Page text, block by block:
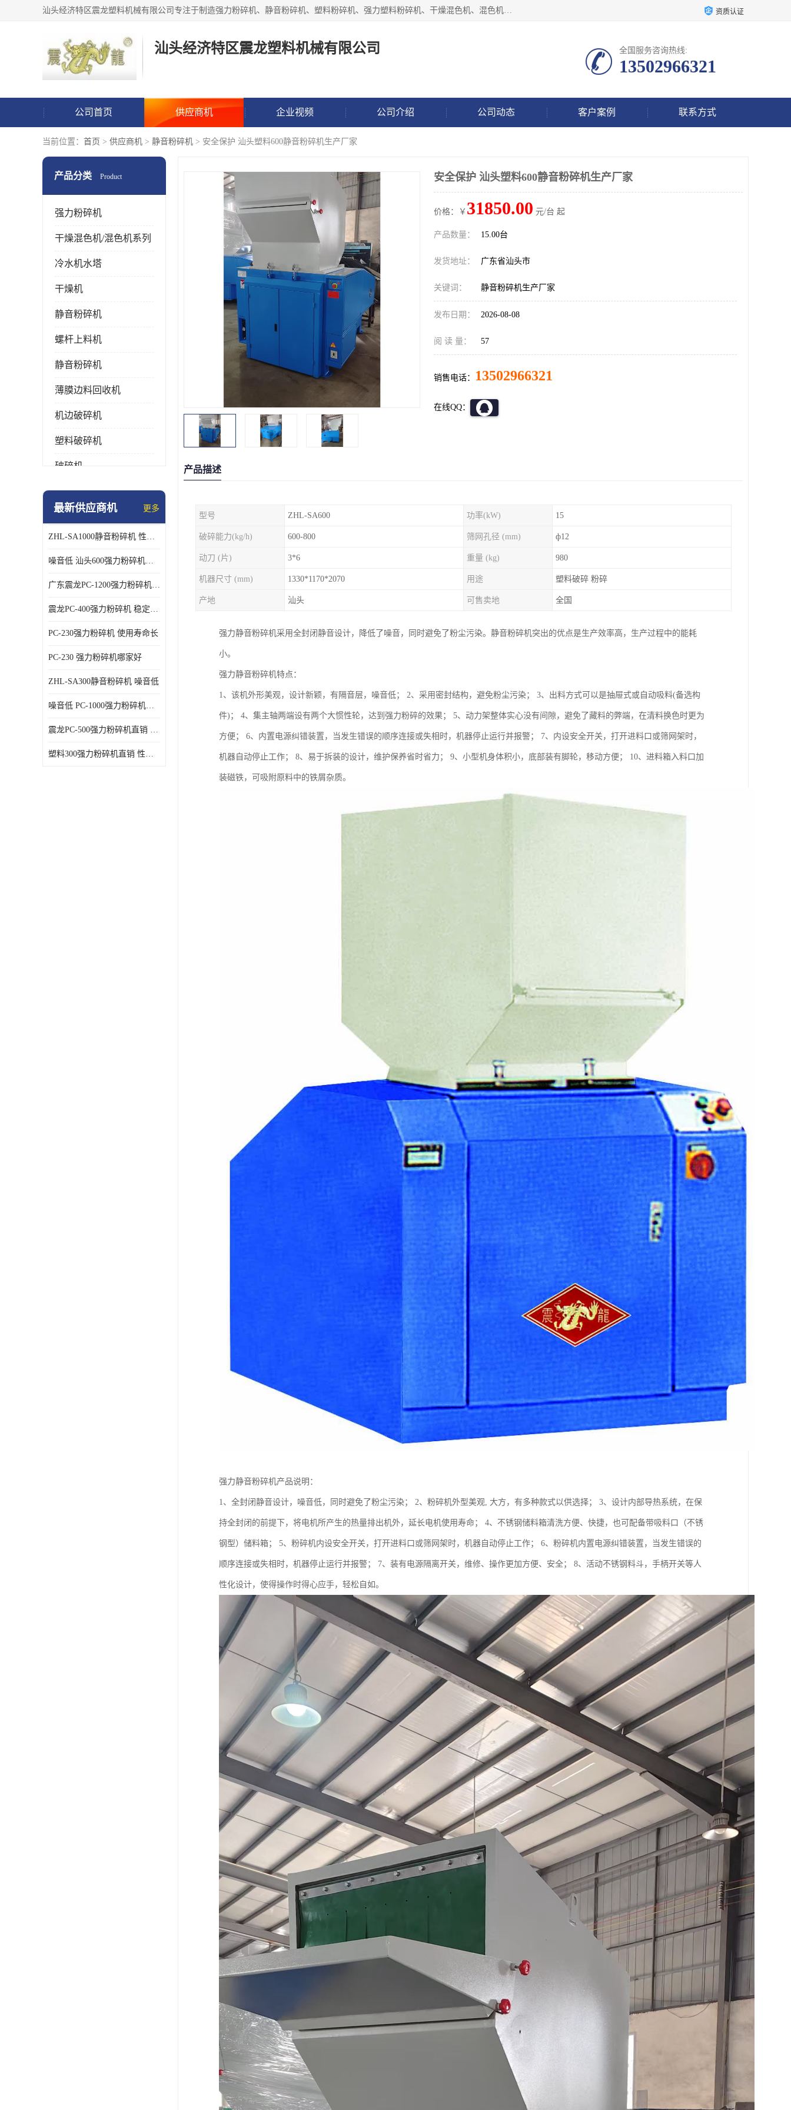
汕头经济特区震龙塑料机械有限公司专注于制造强力粉碎机、静音粉碎机、塑料粉碎机、强力塑料粉碎机、干燥混色机、混色机、冷水机、上料机等塑料辅助机械。 资质认证
汕头经济特区震龙塑料机械有限公司 全国服务咨询热线:
13502966321
公司首页 供应商机 企业视频 公司介绍 公司动态 客户案例 联系方式
当前位置： 首页 > 供应商机 > 静音粉碎机 > 安全保护 汕头塑料600静音粉碎机生产厂家
产品分类 Product
强力粉碎机
干燥混色机/混色机系列
冷水机水塔
干燥机
静音粉碎机
螺杆上料机
静音粉碎机
薄膜边料回收机
机边破碎机
塑料破碎机
破碎机
强力粉碎机
最新供应商机 更多
ZHL-SA1000静音粉碎机 性能稳定
噪音低 汕头600强力粉碎机直供
广东震龙PC-1200强力粉碎机 物超所值
震龙PC-400强力粉碎机 稳定性好
PC-230强力粉碎机 使用寿命长
PC-230 强力粉碎机哪家好
ZHL-SA300静音粉碎机 噪音低
噪音低 PC-1000强力粉碎机直供
震龙PC-500强力粉碎机直销 性价比高
塑料300强力粉碎机直销 性价比高
安全保护 汕头塑料600静音粉碎机生产厂家
价格：￥ 31850.00 元/台 起
产品数量： 15.00台
发货地址： 广东省汕头市
关键词： 静音粉碎机生产厂家
发布日期： 2026-08-08
阅 读 量： 57
销售电话： 13502966321
在线QQ：
产品描述
型号 ZHL-SA600 功率(kW) 15
破碎能力(kg/h) 600-800 筛网孔径 (mm) ф12
动刀 (片) 3*6 重量 (kg) 980
机器尺寸 (mm) 1330*1170*2070 用途 塑料破碎 粉碎
产地 汕头 可售卖地 全国
强力静音粉碎机采用全封闭静音设计，降低了噪音，同时避免了粉尘污染。静音粉碎机突出的优点是生产效率高，生产过程中的能耗
小。
强力静音粉碎机特点：
1、该机外形美观，设计新颖，有隔音层，噪音低； 2、采用密封结构，避免粉尘污染； 3、出料方式可以是抽屉式或自动吸料(备选构
件)； 4、集主轴两端设有两个大惯性轮，达到强力粉碎的效果； 5、动力架整体实心没有间隙，避免了藏料的弊端，在清料换色时更为
方便； 6、内置电源纠错装置，当发生错误的顺序连接或失相时，机器停止运行并报警； 7、内设安全开关，打开进料口或筛网架时，
机器自动停止工作； 8、易于拆装的设计，维护保养省时省力； 9、小型机身体积小，底部装有脚轮，移动方便； 10、进料箱入料口加
装磁铁，可吸附原料中的铁屑杂质。
强力静音粉碎机产品说明：
1、全封闭静音设计，噪音低，同时避免了粉尘污染； 2、粉碎机外型美观, 大方，有多种款式以供选择； 3、设计内部导热系统，在保
持全封闭的前提下，将电机所产生的热量排出机外，延长电机使用寿命； 4、不锈钢储料箱清洗方便、快捷，也可配备带吸料口（不锈
钢型）储料箱； 5、粉碎机内设安全开关，打开进料口或筛网架时，机器自动停止工作； 6、粉碎机内置电源纠错装置，当发生错误的
顺序连接或失相时，机器停止运行并报警； 7、装有电源隔离开关，维修、操作更加方便、安全； 8、活动不锈钢料斗，手柄开关等人
性化设计，使得操作时得心应手，轻松自如。